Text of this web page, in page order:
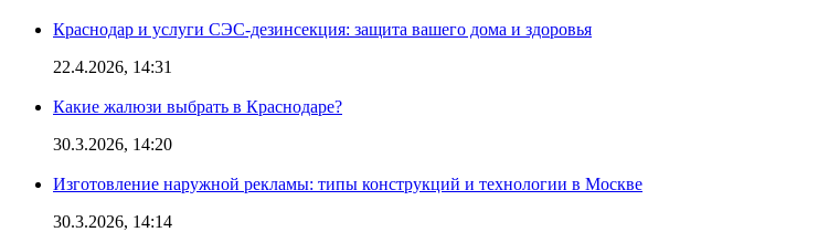
Краснодар и услуги СЭС-дезинсекция: защита вашего дома и здоровья
22.4.2026, 14:31
Какие жалюзи выбрать в Краснодаре?
30.3.2026, 14:20
Изготовление наружной рекламы: типы конструкций и технологии в Москве
30.3.2026, 14:14